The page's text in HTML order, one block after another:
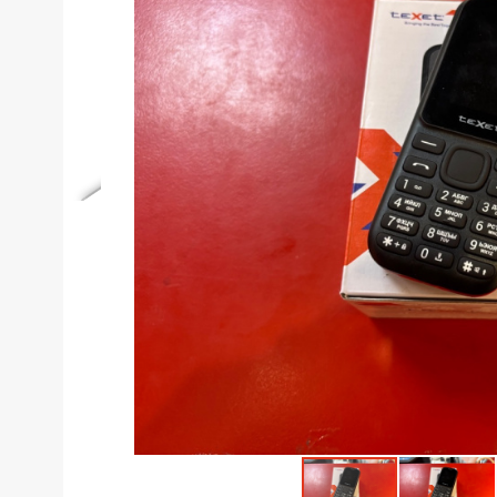
Телефоны
Товары для дома
Фото и видеотехника
Хобби и отдых